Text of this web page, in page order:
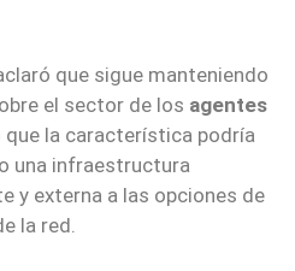
que sigue manteniendo
el sector de los agentes
que la característica podría
una infraestructura
y externa a las opciones de
la red.